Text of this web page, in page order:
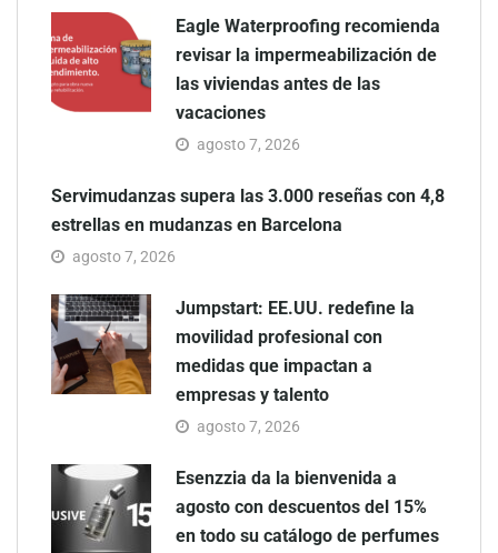
Eagle Waterproofing recomienda
revisar la impermeabilización de
las viviendas antes de las
vacaciones
agosto 7, 2026
Servimudanzas supera las 3.000 reseñas con 4,8
estrellas en mudanzas en Barcelona
agosto 7, 2026
Jumpstart: EE.UU. redefine la
movilidad profesional con
medidas que impactan a
empresas y talento
agosto 7, 2026
Esenzzia da la bienvenida a
agosto con descuentos del 15%
en todo su catálogo de perfumes